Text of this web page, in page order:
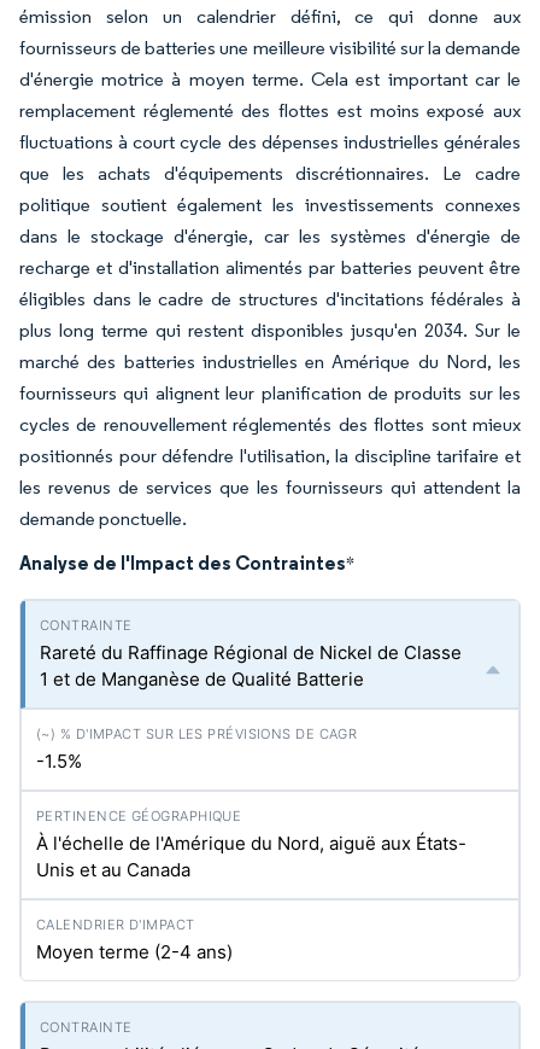
émission selon un calendrier défini, ce qui donne aux
fournisseurs de batteries une meilleure visibilité sur la demande
d'énergie motrice à moyen terme. Cela est important car le
remplacement réglementé des flottes est moins exposé aux
fluctuations à court cycle des dépenses industrielles générales
que les achats d'équipements discrétionnaires. Le cadre
politique soutient également les investissements connexes
dans le stockage d'énergie, car les systèmes d'énergie de
recharge et d'installation alimentés par batteries peuvent être
éligibles dans le cadre de structures d'incitations fédérales à
plus long terme qui restent disponibles jusqu'en 2034. Sur le
marché des batteries industrielles en Amérique du Nord, les
fournisseurs qui alignent leur planification de produits sur les
cycles de renouvellement réglementés des flottes sont mieux
positionnés pour défendre l'utilisation, la discipline tarifaire et
les revenus de services que les fournisseurs qui attendent la
demande ponctuelle.
Analyse de l'Impact des Contraintes*
Rareté du Raffinage Régional de Nickel de Classe
1 et de Manganèse de Qualité Batterie
-1.5%
À l'échelle de l'Amérique du Nord, aiguë aux États-
Unis et au Canada
Moyen terme (2-4 ans)